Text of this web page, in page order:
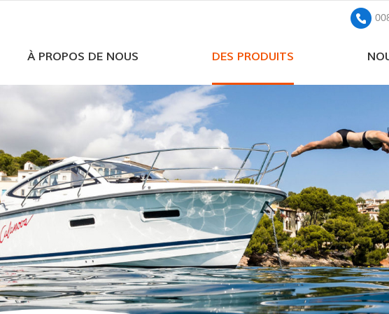
À PROPOS DE NOUS DES PRODUITS